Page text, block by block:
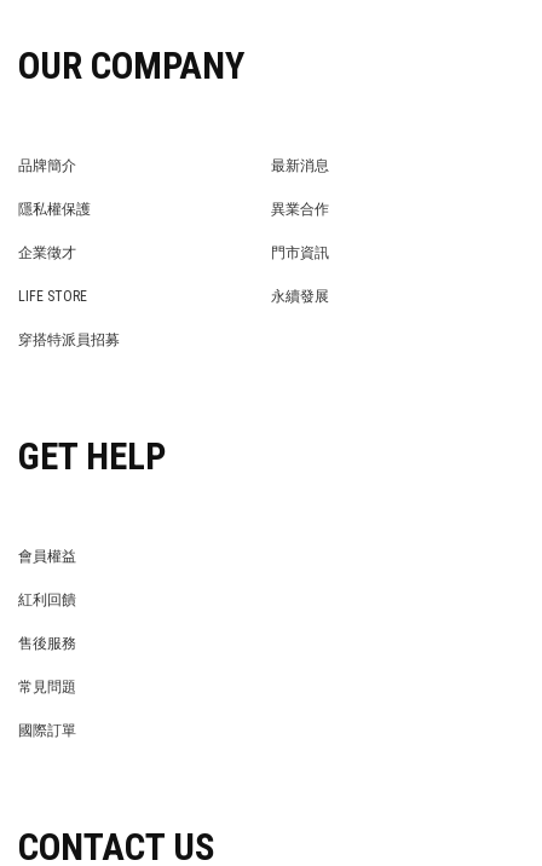
OUR COMPANY
品牌簡介
最新消息
隱私權保護
異業合作
企業徵才
門市資訊
LIFE STORE
永續發展
穿搭特派員招募
GET HELP
會員權益
紅利回饋
售後服務
常見問題
國際訂單
CONTACT US